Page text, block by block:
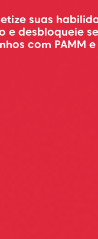
suas
e desbloqueie
com PAMM e